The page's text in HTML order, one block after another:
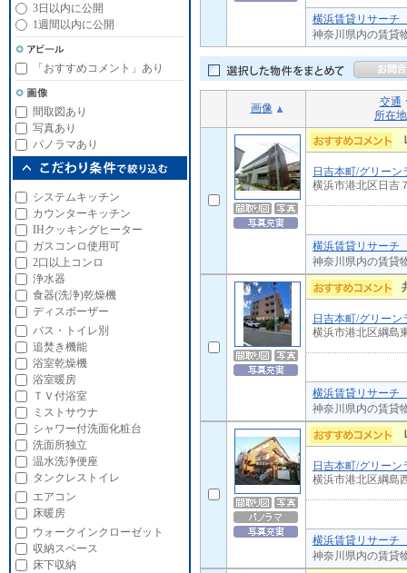
横浜賃貸リサーチ
神奈川県内の賃貸
画像
交通
所在地
日吉本町/グリーン
横浜市港北区日吉
横浜賃貸リサーチ
神奈川県内の賃貸
日吉本町/グリーン
横浜市港北区綱島
横浜賃貸リサーチ
神奈川県内の賃貸
日吉本町/グリーン
横浜市港北区綱島
横浜賃貸リサーチ
神奈川県内の賃貸
3日以内に公開
1週間以内に公開
「おすすめコメント」あり
間取図あり
写真あり
パノラマあり
システムキッチン
カウンターキッチン
IHクッキングヒーター
ガスコンロ使用可
2口以上コンロ
浄水器
食器(洗浄)乾燥機
ディスポーザー
バス・トイレ別
追焚き機能
浴室乾燥機
浴室暖房
ＴＶ付浴室
ミストサウナ
シャワー付洗面化粧台
洗面所独立
温水洗浄便座
タンクレストイレ
エアコン
床暖房
ウォークインクローゼット
収納スペース
床下収納